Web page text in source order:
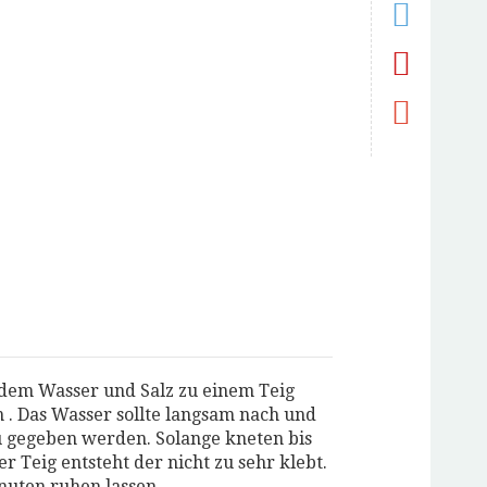
Wasser und Salz zu einem Teig
Das Wasser sollte langsam nach und
gegeben werden. Solange kneten bis
Teig entsteht der nicht zu sehr klebt.